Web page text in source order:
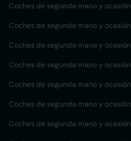
Coches de segunda mano y ocasión
Coches de segunda mano y ocasión
Coches de segunda mano y ocasión
Coches de segunda mano y ocasión
Coches de segunda mano y ocasión
Coches de segunda mano y ocasión
Coches de segunda mano y ocasión